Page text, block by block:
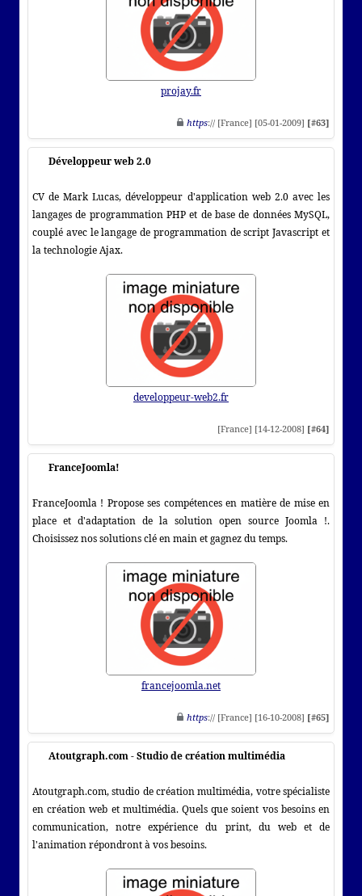
projay.fr
https:// [France] [05-01-2009] [#63]
Développeur web 2.0
CV de Mark Lucas, développeur d'application web 2.0 avec les
langages de programmation PHP et de base de données MySQL,
couplé avec le langage de programmation de script Javascript et
la technologie Ajax.
developpeur-web2.fr
[France] [14-12-2008] [#64]
FranceJoomla!
FranceJoomla ! Propose ses compétences en matière de mise en
place et d'adaptation de la solution open source Joomla !.
Choisissez nos solutions clé en main et gagnez du temps.
francejoomla.net
https:// [France] [16-10-2008] [#65]
Atoutgraph.com - Studio de création multimédia
Atoutgraph.com, studio de création multimédia, votre spécialiste
en création web et multimédia. Quels que soient vos besoins en
communication, notre expérience du print, du web et de
l'animation répondront à vos besoins.